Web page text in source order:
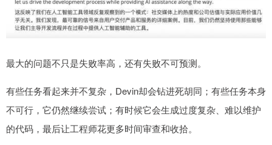
最大的问题不只是失败率高，还有失败不可预测。
有些任务看起来并不复杂，Devin却会钻进死胡同；有些任务本身
不可行，它仍然继续尝试；有时候它会生成过度复杂、难以维护
的代码，最后让工程师花更多时间审查和收拾。